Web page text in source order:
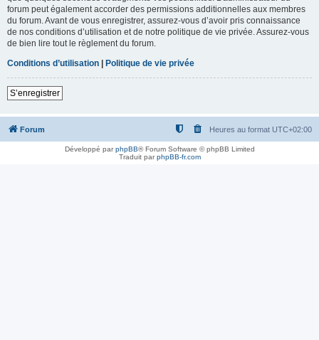
forum peut également accorder des permissions additionnelles aux membres
du forum. Avant de vous enregistrer, assurez-vous d’avoir pris connaissance
de nos conditions d’utilisation et de notre politique de vie privée. Assurez-vous
de bien lire tout le règlement du forum.
Conditions d’utilisation | Politique de vie privée
S’enregistrer
Forum Heures au format UTC+02:00
Développé parphpBB® Forum Software © phpBB Limited
Traduit parphpBB-fr.com